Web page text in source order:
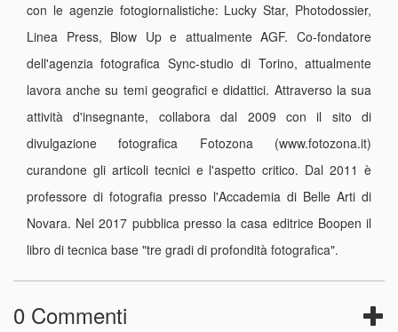
con le agenzie fotogiornalistiche: Lucky Star, Photodossier,
Linea Press, Blow Up e attualmente AGF. Co-fondatore
dell'agenzia fotografica Sync-studio di Torino, attualmente
lavora anche su temi geografici e didattici. Attraverso la sua
attività d'insegnante, collabora dal 2009 con il sito di
divulgazione fotografica Fotozona (www.fotozona.it)
curandone gli articoli tecnici e l'aspetto critico. Dal 2011 è
professore di fotografia presso l'Accademia di Belle Arti di
Novara. Nel 2017 pubblica presso la casa editrice Boopen il
libro di tecnica base "tre gradi di profondità fotografica".
0 Commenti